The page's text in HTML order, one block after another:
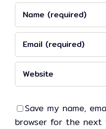
Save my name,
browser for the next